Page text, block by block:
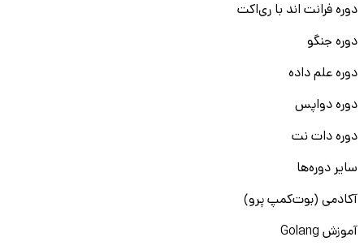
دوره فرانت اند با ری‌اکت
دوره جنگو
دوره علم داده
دوره دواپس
دوره دات نت
سایر دوره‌ها
آکادمی (بوت‌کمپ پرو)
آموزش Golang